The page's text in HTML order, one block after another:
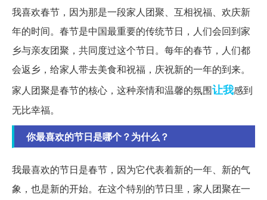
我喜欢春节，因为那是一段家人团聚、互相祝福、欢庆新
年的时间。春节是中国最重要的传统节日，人们会回到家
乡与亲友团聚，共同度过这个节日。每年的春节，人们都
会返乡，给家人带去美食和祝福，庆祝新的一年的到来。
家人团聚是春节的核心，这种亲情和温馨的氛围让我感到
无比幸福。
你最喜欢的节日是哪个？为什么？
我最喜欢的节日是春节，因为它代表着新的一年、新的气
象，也是新的开始。在这个特别的节日里，家人团聚在一